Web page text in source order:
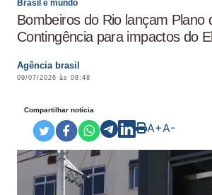
Brasil e mundo
Bombeiros do Rio lançam Plano
Contingência para impactos do
Agência brasil
09/07/2026 às 08:48
Compartilhar notícia
A+A-